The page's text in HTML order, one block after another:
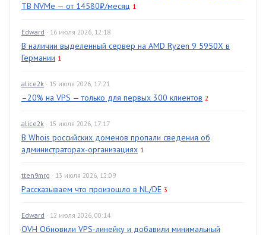
TB NVMe — от 14580₽/месяц 1
Edward · 16 июля 2026, 12:18
В наличии выделенный сервер на AMD Ryzen 9 5950X в
Германии 1
alice2k · 15 июля 2026, 17:21
–20% на VPS — только для первых 300 клиентов 2
alice2k · 15 июля 2026, 17:17
В Whois российских доменов пропали сведения об
администраторах-организациях 1
tten9mrg · 13 июля 2026, 12:09
Рассказываем что произошло в NL/DE 3
Edward · 12 июля 2026, 00:14
OVH Обновили VPS-линейку и добавили минимальный